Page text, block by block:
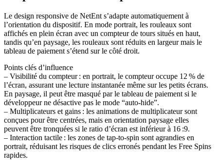
Le design responsive de NetEnt s’adapte automatiquement à
l’orientation du dispositif. En mode portrait, les rouleaux sont
affichés en plein écran avec un compteur de tours situés en haut,
tandis qu’en paysage, les rouleaux sont réduits en largeur mais le
tableau de paiement s’étend sur le côté droit.
Points clés d’influence
– Visibilité du compteur : en portrait, le compteur occupe 12 % de
l’écran, assurant une lecture instantanée même sur les petits écrans.
En paysage, il peut être masqué par le tableau de paiement si le
développeur ne désactive pas le mode “auto‑hide”.
– Multiplicateurs et gains : les animations de multiplicateur sont
conçues pour être centrées, mais en orientation paysage elles
peuvent être tronquées si le ratio d’écran est inférieur à 16 :9.
– Interaction tactile : les zones de tap‑to‑spin sont agrandies en
portrait, réduisant les risques de clics erronés pendant les Free Spins
rapides.